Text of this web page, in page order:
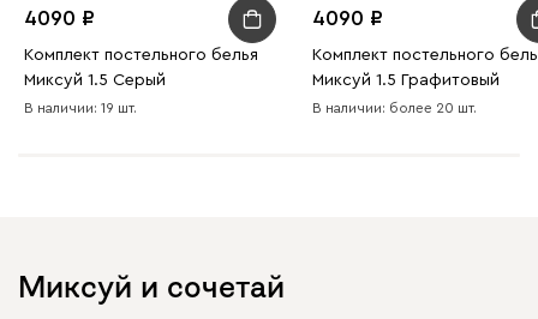
4090
Комплект постельного белья
Миксуй 1.5 Серый
В наличии: 19 шт.
4090
Комплект постельного
Миксуй 1.5 Графитовый
В наличии: более 20 шт.
Миксуй и сочетай